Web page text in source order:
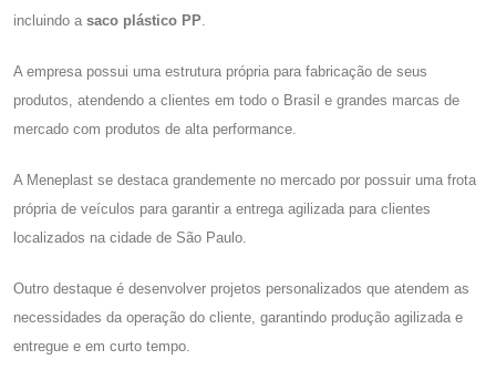
incluindo a saco plástico PP.
A empresa possui uma estrutura própria para fabricação de seus
produtos, atendendo a clientes em todo o Brasil e grandes marcas de
mercado com produtos de alta performance.
A Meneplast se destaca grandemente no mercado por possuir uma frota
própria de veículos para garantir a entrega agilizada para clientes
localizados na cidade de São Paulo.
Outro destaque é desenvolver projetos personalizados que atendem as
necessidades da operação do cliente, garantindo produção agilizada e
entregue e em curto tempo.